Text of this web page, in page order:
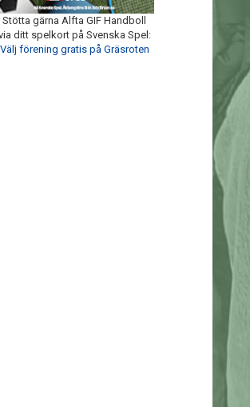
Stötta gärna Alfta GIF Handboll
ditt spelkort på Svenska Spel:
Välj förening gratis på Gräsroten